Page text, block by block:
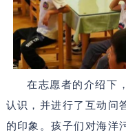
在志愿者的介绍下
认识，并进行了互动问
的印象。孩子们对海洋